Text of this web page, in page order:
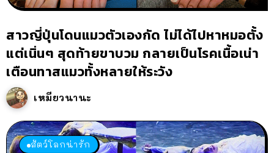
สาวญี่ปุ่นโดนแมวตัวเองกัด ไม่ได้ไปหาหมอตั้ง
แต่เนิ่นๆ สุดท้ายขาบวม กลายเป็นโรคเนื้อเน่า
เตือนทาสแมวทั้งหลายให้ระวัง
เหมียวนานะ
สัตว์โลกน่ารัก